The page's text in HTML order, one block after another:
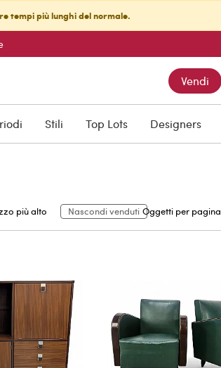
tempi più lunghi del normale.
Vendi
Stili Top Lots Designers
più alto Nascondi venduti Oggetti per pagina